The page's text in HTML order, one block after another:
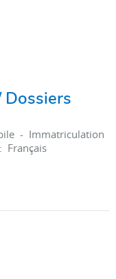
- Immatriculation
Français